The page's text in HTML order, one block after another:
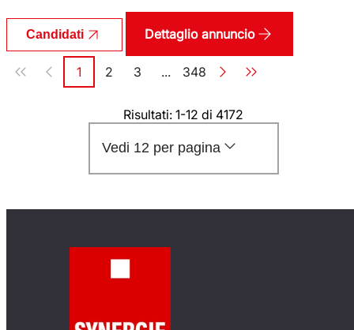
Candidati Dettaglio annuncio
Paginazione
Pagina
1 Pagina
2 Pagina
3 ... Pagina
348
Risultati: 1-12 di 4172
Vedi 12 per pagina